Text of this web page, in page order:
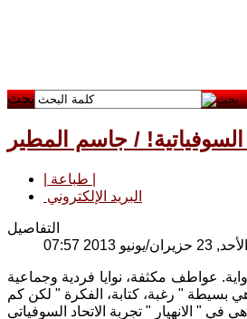
بحث
السوفياتية! / جاسم المطير
البريد الإلكتروني
التفاصيل
2013 07:57
عواطف مكثفة، نوايا فردية وجماعية
بسيطة " رغبة، كتابة، الفكرة " لكن كم